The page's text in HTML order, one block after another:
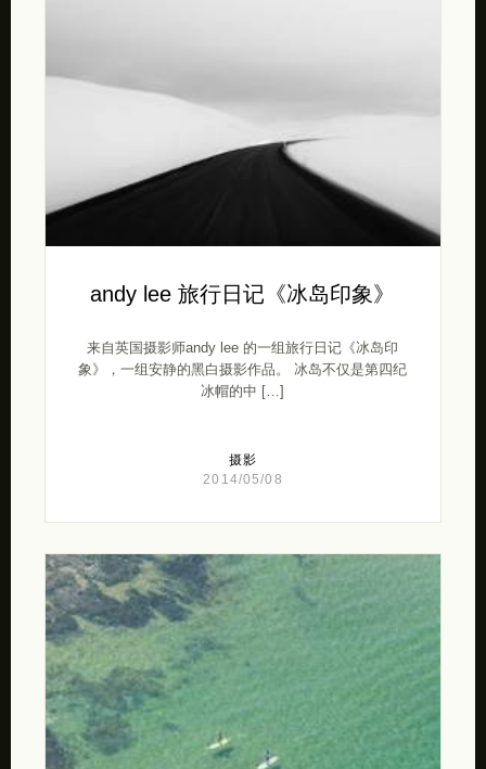
andy lee 旅行日记《冰岛印象》
来自英国摄影师andy lee 的一组旅行日记《冰岛印
象》，一组安静的黑白摄影作品。 冰岛不仅是第四纪
冰帽的中 […]
摄影
2014/05/08